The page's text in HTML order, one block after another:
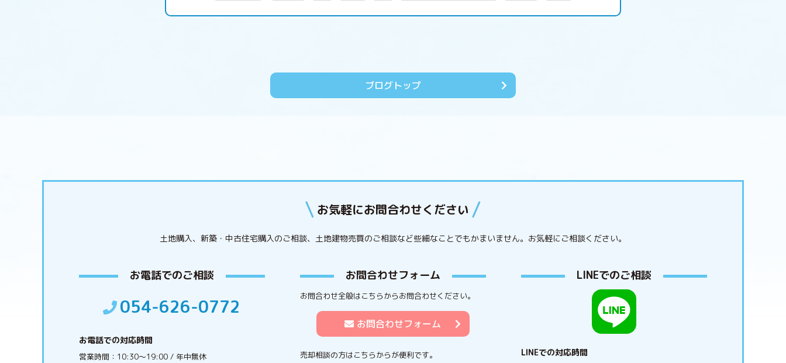
ブログトップ
お気軽にお問合わせください
土地購入、新築・中古住宅購入のご相談、土地建物売買のご相談など些細なことでもかまいません。 お気軽にご相談ください。
お電話でのご相談
054-626-0772
お電話での対応時間
営業時間：10:30〜19:00 / 年中無休
お問合わせフォーム
お問合わせ全般はこちらからお問合わせください。
お問合わせフォーム
売却相談の方はこちらからが便利です。
LINEでのご相談
LINEでの対応時間